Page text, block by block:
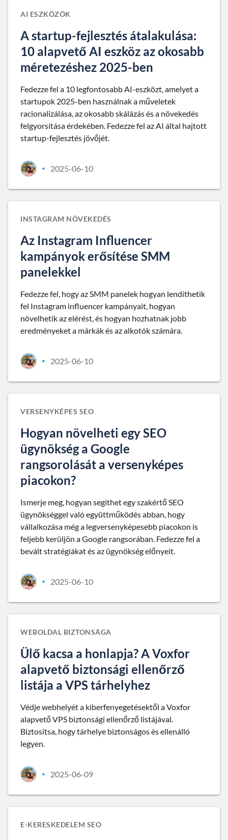
AI ESZKÖZÖK
A startup-fejlesztés átalakulása:
10 alapvető AI eszköz az okosabb
méretezéshez 2025-ben
Fedezze fel a 10 legfontosabb AI-eszközt, amelyet a
startupok 2025-ben használnak a műveletek
racionalizálása, az okosabb skálázás és a növekedés
felgyorsítása érdekében. Fedezze fel az AI által hajtott
startup-fejlesztés jövőjét.
• 2025-06-10
INSTAGRAM NÖVEKEDÉS
Az Instagram Influencer
kampányok erősítése SMM
panelekkel
Fedezze fel, hogy az SMM panelek hogyan lendíthetik
fel Instagram influencer kampányait, hogyan
növelhetik az elérést, és hogyan hozhatnak jobb
eredményeket a márkák és az alkotók számára.
• 2025-06-10
VERSENYKÉPES SEO
Hogyan növelheti egy SEO
ügynökség a Google
rangsorolását a versenyképes
piacokon?
Ismerje meg, hogyan segíthet egy szakértő SEO
ügynökséggel való együttműködés abban, hogy
vállalkozása még a legversenyképesebb piacokon is
feljebb kerüljön a Google rangsorában. Fedezze fel a
bevált stratégiákat és az ügynökség előnyeit.
• 2025-06-10
WEBOLDAL BIZTONSÁGA
Ülő kacsa a honlapja? A Voxfor
alapvető biztonsági ellenőrző
listája a VPS tárhelyhez
Védje webhelyét a kiberfenyegetésektől a Voxfor
alapvető VPS biztonsági ellenőrző listájával.
Biztosítsa, hogy tárhelye biztonságos és ellenálló
legyen.
• 2025-06-09
E-KERESKEDELEM SEO